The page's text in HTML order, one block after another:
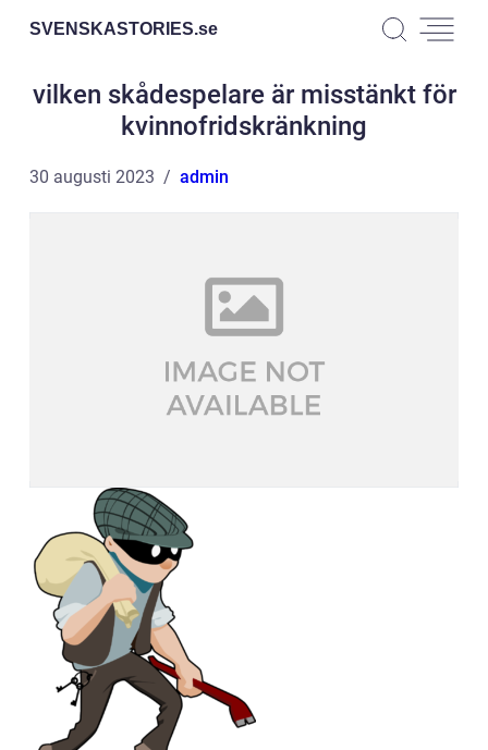
SVENSKASTORIES.se
vilken skådespelare är misstänkt för
kvinnofridskränkning
30 augusti 2023 admin